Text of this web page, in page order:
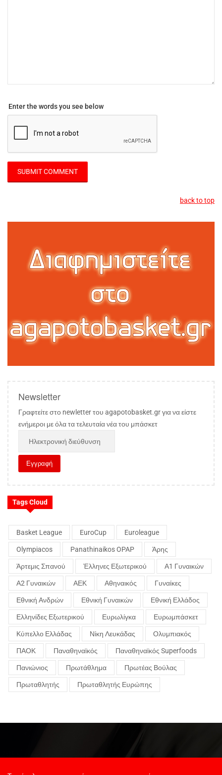
Enter the words you see below
back to top
Newsletter
Γραφτείτε στο newletter του agapotobasket.gr για να είστε
ενήμεροι με όλα τα τελευταία νέα του μπάσκετ
Tags Cloud
Basket League EuroCup Euroleague
Olympiacos Panathinaikos OPAP Άρης
Άρτεμις Σπανού Έλληνες Εξωτερικού Α1 Γυναικών
Α2 Γυναικών ΑΕΚ Αθηναικός Γυναίκες
Εθνική Ανδρών Εθνική Γυναικών Εθνική Ελλάδος
Ελληνίδες Εξωτερικού Ευρωλίγκα Ευρωμπάσκετ
Κύπελλο Ελλάδας Νίκη Λευκάδας Ολυμπιακός
ΠΑΟΚ Παναθηναϊκός Παναθηναϊκός Superfoods
Πανιώνιος Πρωτάθλημα Πρωτέας Βούλας
Πρωταθλητής Πρωταθλητής Ευρώπης